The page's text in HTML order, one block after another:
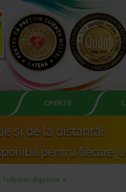
OFERTE
Tulburari digestive